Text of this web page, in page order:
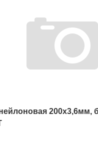
200x3,6мм,